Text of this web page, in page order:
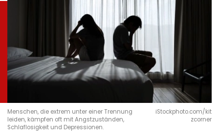
Menschen, die extrem unter einer Trennung
leiden, kämpfen oft mit Angstzuständen,
Schlaflosigkeit und Depressionen.
iStockphoto.com/kit
zcorner